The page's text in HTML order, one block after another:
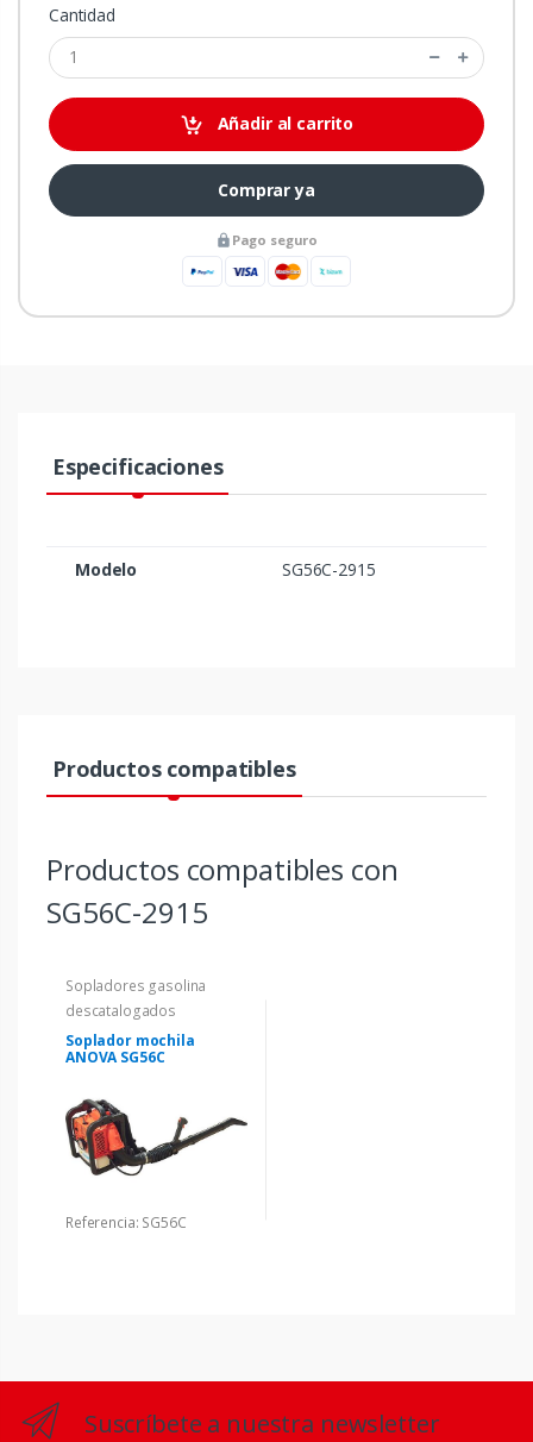
Cantidad
Añadir al carrito
Comprar ya
Pago seguro
Especificaciones
Modelo SG56C-2915
Productos compatibles
Productos compatibles con
SG56C-2915
Sopladores gasolina
descatalogados
Soplador mochila
ANOVA SG56C
Referencia: SG56C
Suscríbete a nuestra newsletter